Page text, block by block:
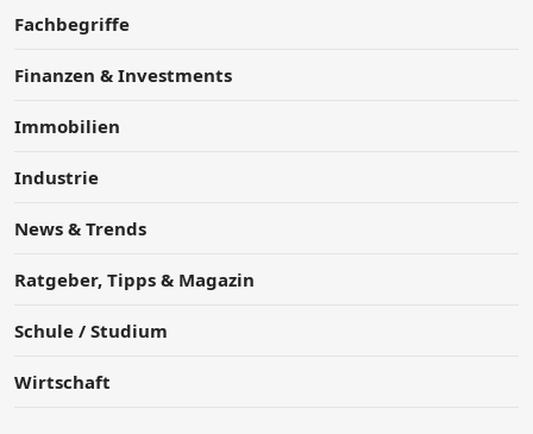
Fachbegriffe
Finanzen & Investments
Immobilien
Industrie
News & Trends
Ratgeber, Tipps & Magazin
Schule / Studium
Wirtschaft